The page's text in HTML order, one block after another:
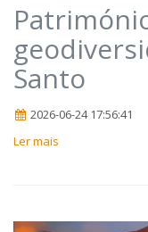
Santo
2026-06-24 17:56:41
Ler mais